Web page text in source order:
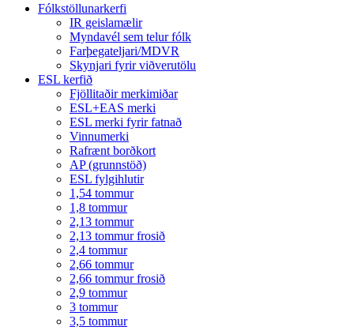
Fólkstöllunarkerfi
IR geislamælir
Myndavél sem telur fólk
Farþegateljari/MDVR
Skynjari fyrir viðverutölu
ESL kerfið
Fjöllitaðir merkimiðar
ESL+EAS merki
ESL merki fyrir fatnað
Vinnumerki
Rafrænt borðkort
AP (grunnstöð)
ESL fylgihlutir
1,54 tommur
1,8 tommur
2,13 tommur
2,13 tommur frosið
2,4 tommur
2,66 tommur
2,66 tommur frosið
2,9 tommur
3 tommur
3,5 tommur